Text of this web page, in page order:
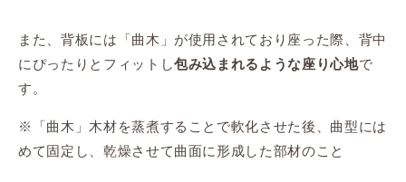
また、背板には「曲木」が使用されており座った際、背中
にぴったりとフィットし包み込まれるような座り心地で
す。
※「曲木」木材を蒸煮することで軟化させた後、曲型には
めて固定し、乾燥させて曲面に形成した部材のこと